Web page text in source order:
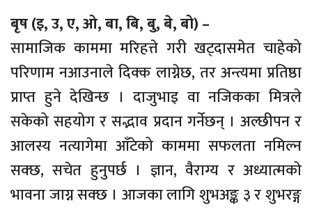
बृष (इ, उ, ए, ओ, बा, बि, बु, बे, बो) –
सामाजिक काममा मरिहत्ते गरी खट्दासमेत चाहेको
परिणाम नआउनाले दिक्क लाग्नेछ, तर अन्त्यमा प्रतिष्ठा
प्राप्त हुने देखिन्छ । दाजुभाइ वा नजिकका मित्रले
सकेको सहयोग र सद्भाव प्रदान गर्नेछन् । अल्छीपन र
आलस्य नत्यागेमा आँटेको काममा सफलता नमिल्न
सक्छ, सचेत हुनुपर्छ । ज्ञान, वैराग्य र अध्यात्मको
भावना जाग्न सक्छ । आजका लागि शुभअङ्क ३ र शुभरङ्ग